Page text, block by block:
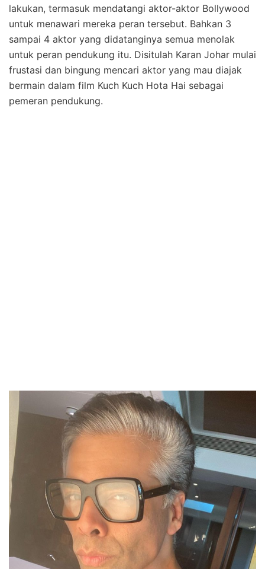
lakukan, termasuk mendatangi aktor-aktor Bollywood
untuk menawari mereka peran tersebut. Bahkan 3
sampai 4 aktor yang didatanginya semua menolak
untuk peran pendukung itu. Disitulah Karan Johar mulai
frustasi dan bingung mencari aktor yang mau diajak
bermain dalam film Kuch Kuch Hota Hai sebagai
pemeran pendukung.